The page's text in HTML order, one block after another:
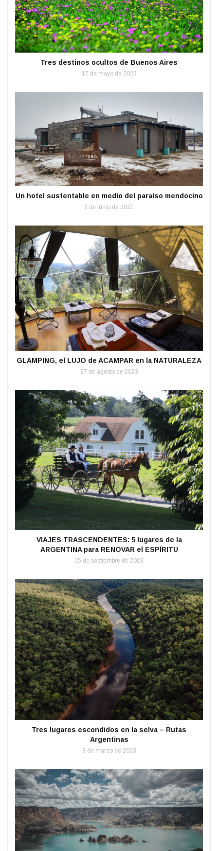
Tres destinos ocultos de Buenos Aires
17 de mayo de 2023
Un hotel sustentable en medio del paraíso mendocino
8 de junio de 2021
GLAMPING, el LUJO de ACAMPAR en la NATURALEZA
27 de agosto de 2023
VIAJES TRASCENDENTES: 5 lugares de la
ARGENTINA para RENOVAR el ESPÍRITU
15 de septiembre de 2023
Tres lugares escondidos en la selva – Rutas
Argentinas
8 de marzo de 2023